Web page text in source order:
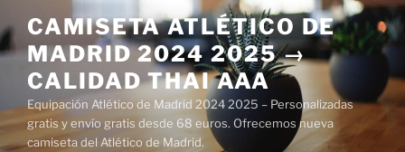
al
contenido
CAMISETA ATLÉTICO DE
MADRID 2024 2025 →
CALIDAD THAI AAA
Equipación Atlético de Madrid 2024 2025 – Personalizadas
gratis y envío gratis desde 68 euros. Ofrecemos nueva
camiseta del Atlético de Madrid.